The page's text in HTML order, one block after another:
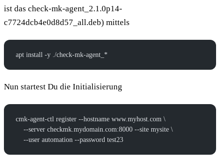
ist das check-mk-agent_2.1.0p14-
c7724dcb4e0d8d57_all.deb) mittels
apt install -y ./check-mk-agent_*
Nun startest Du die Initialisierung
cmk-agent-ctl register --hostname www.myhost.com \
    --server checkmk.mydomain.com:8000 --site mysite \
    --user automation --password test23